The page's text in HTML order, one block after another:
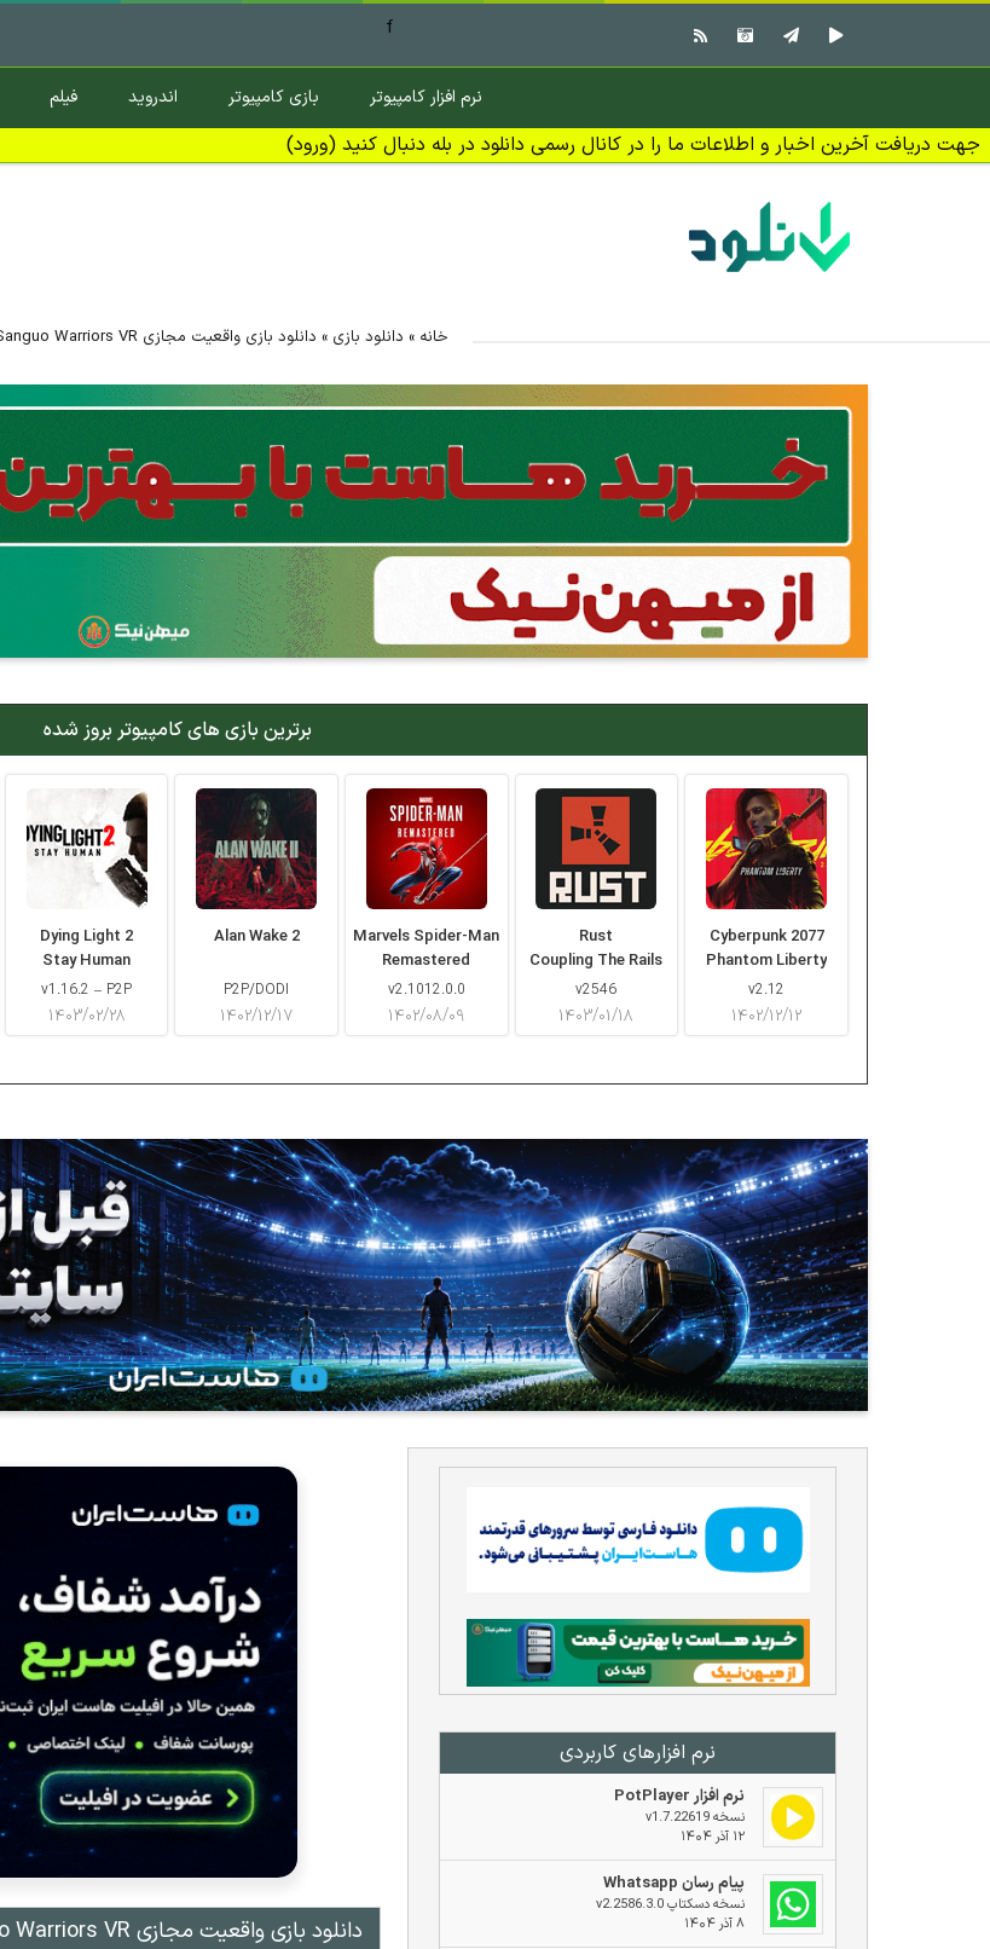
f
نرم افزار کامپیوتر بازی کامپیوتر اندروید فیلم
جهت دریافت آخرین اخبار و اطلاعات ما را در کانال رسمی دانلود در بله دنبال کنید (ورود)
خانه » دانلود بازی » دانلود بازی واقعیت مجازی Sanguo Warriors VR نسخه VREX
برترین بازی های کامپیوتر بروز شده
Dying Light 2
Stay Human
v1.16.2 – P2P
۱۴۰۳/۰۲/۲۸
Alan Wake 2
P2P/DODI
۱۴۰۲/۱۲/۱۷
Marvels Spider-Man
Remastered
v2.1012.0.0
۱۴۰۲/۰۸/۰۹
Rust
Coupling The Rails
v2546
۱۴۰۳/۰۱/۱۸
Cyberpunk 2077
Phantom Liberty
v2.12
۱۴۰۲/۱۲/۱۲
نرم افزار‌های کاربردی
نرم افزار PotPlayer
نسخه v1.7.22619
۱۲ آذر ۱۴۰۴
پیام رسان Whatsapp
نسخه دسکتاپ v2.2586.3.0
۸ آذر ۱۴۰۴
دانلود بازی واقعیت مجازی Sanguo Warriors VR نسخه VREX